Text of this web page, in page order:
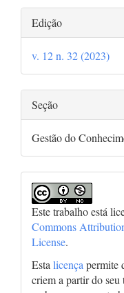
Detalhes
do
artigo
Edição
v. 12 n. 32 (2023)
Seção
Gestão do
Este trabalho está
Commons
License.
Esta licença permite
criem a partir do